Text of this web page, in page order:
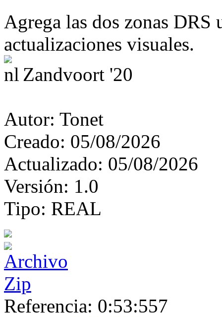
Agrega las dos zonas DRS
actualizaciones visuales.
Zandvoort '20
Autor: Tonet
Creado: 05/08/2026
Actualizado: 05/08/2026
Versión: 1.0
Tipo: REAL
Referencia: 0:53:557